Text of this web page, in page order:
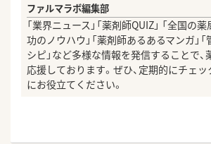
ファルマラボ編集部
「業界ニュース」「薬剤師QUIZ」 「全国の
功のノウハウ」「薬剤師あるあるマンガ」
シピ」など多様な情報を発信することで、
応援しております。ぜひ、定期的にチェッ
にお役立てください。